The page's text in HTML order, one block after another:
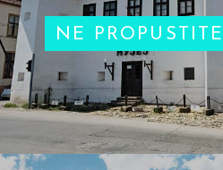
NE PROPUSTITE